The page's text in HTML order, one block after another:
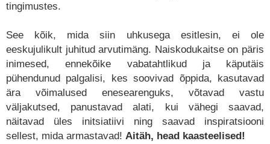
tingimustes.
See kõik, mida siin uhkusega esitlesin, ei ole
eeskujulikult juhitud arvutimäng. Naiskodukaitse on päris
inimesed, ennekõike vabatahtlikud ja käputäis
pühendunud palgalisi, kes soovivad õppida, kasutavad
ära võimalused enesearenguks, võtavad vastu
väljakutsed, panustavad alati, kui vähegi saavad,
näitavad üles initsiatiivi ning saavad inspiratsiooni
sellest, mida armastavad! Aitäh, head kaasteelised!